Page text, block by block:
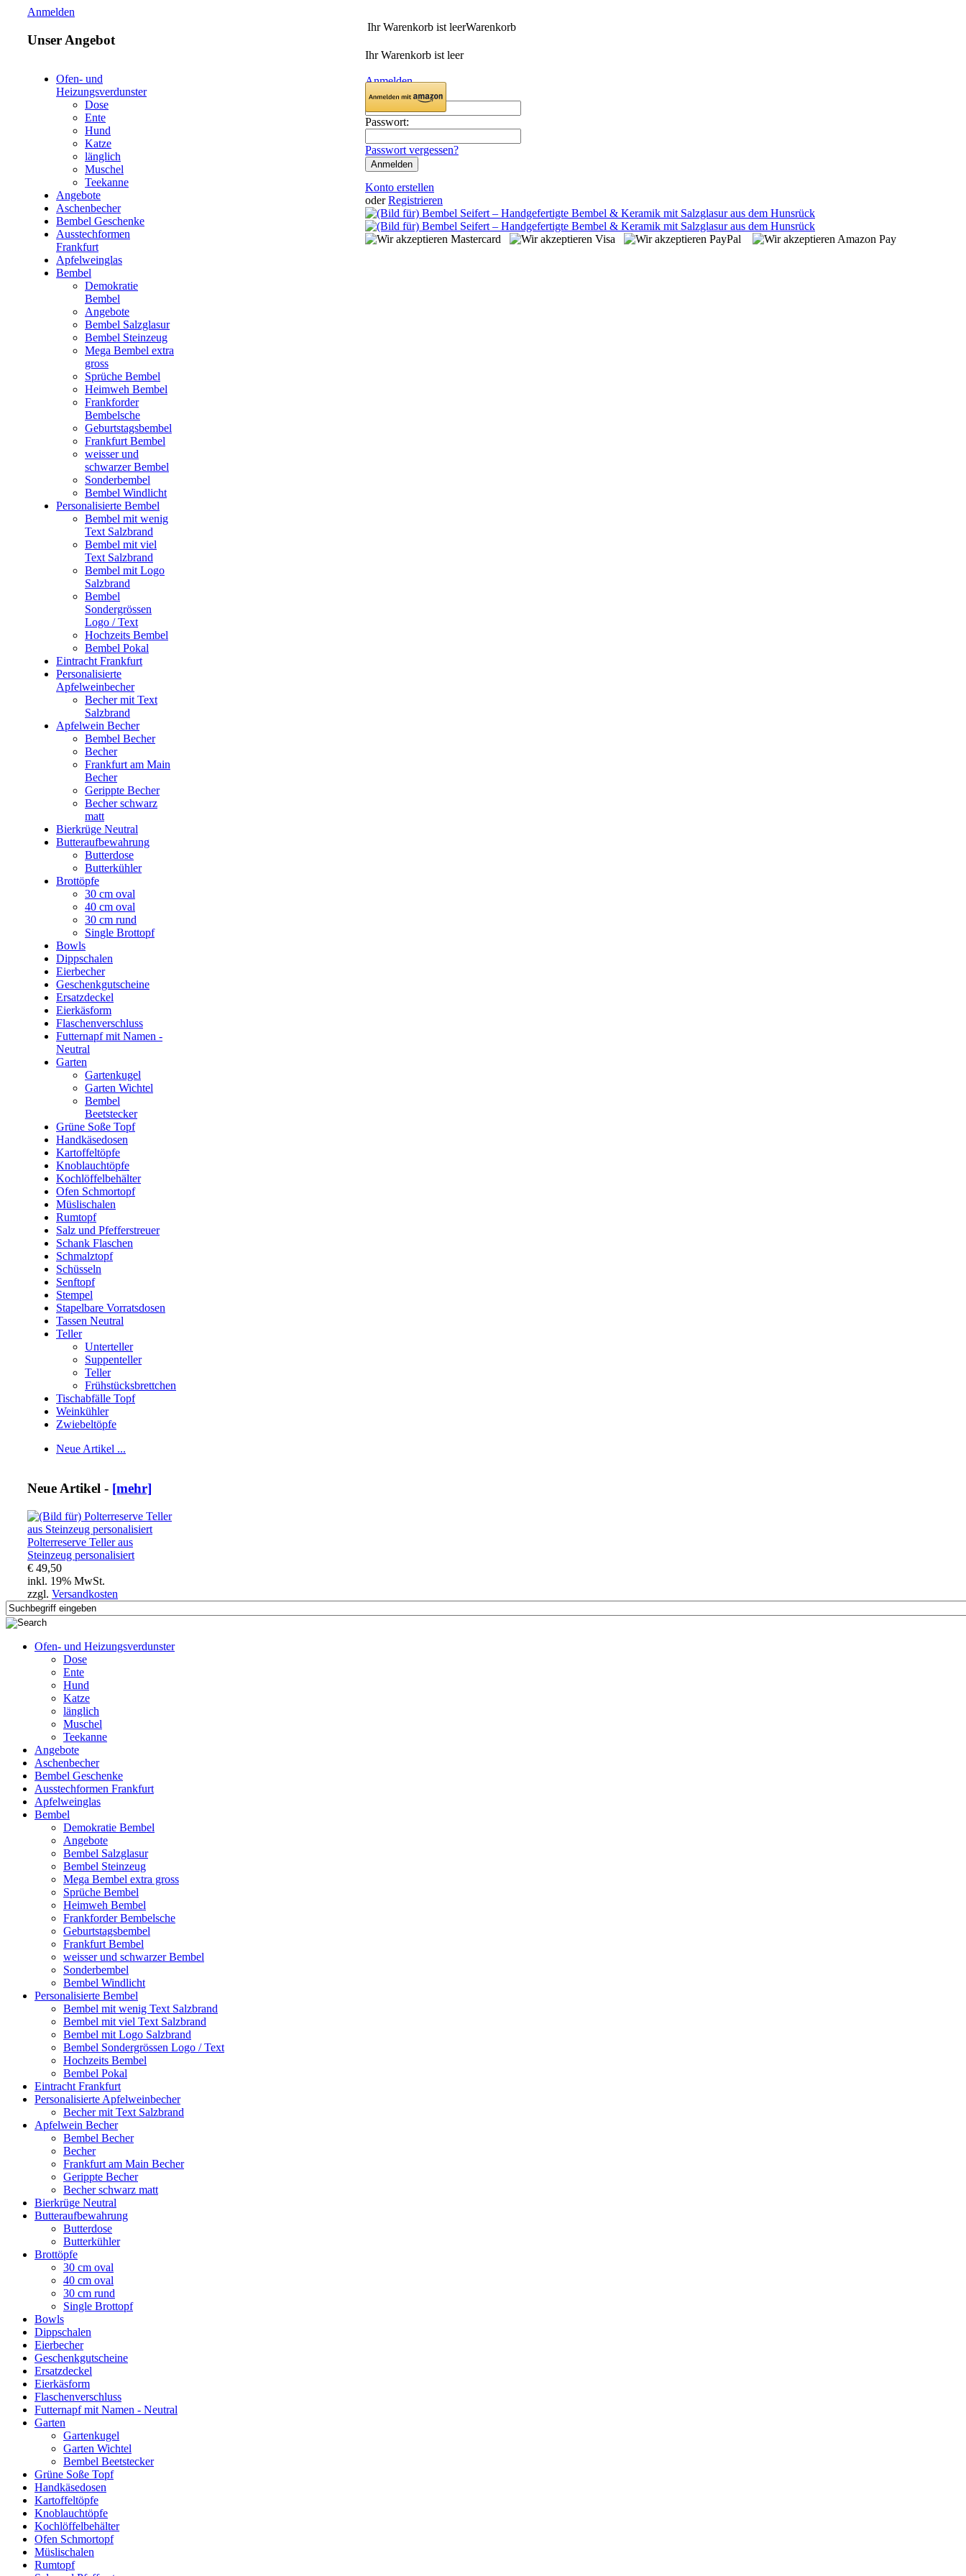
Anmelden
Unser Angebot
Ofen- und
Heizungsverdunster
Dose
Ente
Hund
Katze
länglich
Muschel
Teekanne
Angebote
Aschenbecher
Bembel Geschenke
Ausstechformen
Frankfurt
Apfelweinglas
Bembel
Demokratie
Bembel
Angebote
Bembel Salzglasur
Bembel Steinzeug
Mega Bembel extra
gross
Sprüche Bembel
Heimweh Bembel
Frankforder
Bembelsche
Geburtstagsbembel
Frankfurt Bembel
weisser und
schwarzer Bembel
Sonderbembel
Bembel Windlicht
Personalisierte Bembel
Bembel mit wenig
Text Salzbrand
Bembel mit viel
Text Salzbrand
Bembel mit Logo
Salzbrand
Bembel
Sondergrössen
Logo / Text
Hochzeits Bembel
Bembel Pokal
Eintracht Frankfurt
Personalisierte
Apfelweinbecher
Becher mit Text
Salzbrand
Apfelwein Becher
Bembel Becher
Becher
Frankfurt am Main
Becher
Gerippte Becher
Becher schwarz
matt
Bierkrüge Neutral
Butteraufbewahrung
Butterdose
Butterkühler
Brottöpfe
30 cm oval
40 cm oval
30 cm rund
Single Brottopf
Bowls
Dippschalen
Eierbecher
Geschenkgutscheine
Ersatzdeckel
Eierkäsform
Flaschenverschluss
Futternapf mit Namen -
Neutral
Garten
Gartenkugel
Garten Wichtel
Bembel
Beetstecker
Grüne Soße Topf
Handkäsedosen
Kartoffeltöpfe
Knoblauchtöpfe
Kochlöffelbehälter
Ofen Schmortopf
Müslischalen
Rumtopf
Salz und Pfefferstreuer
Schank Flaschen
Schmalztopf
Schüsseln
Senftopf
Stempel
Stapelbare Vorratsdosen
Tassen Neutral
Teller
Unterteller
Suppenteller
Teller
Frühstücksbrettchen
Tischabfälle Topf
Weinkühler
Zwiebeltöpfe
Neue Artikel ...
Neue Artikel - [mehr]
Polterreserve Teller aus
Steinzeug personalisiert
€ 49,50
inkl. 19% MwSt.
zzgl. Versandkosten
Ihr Warenkorb ist leerWarenkorb
Ihr Warenkorb ist leer
Anmelden
Email:
Passwort:
Passwort vergessen?
Konto erstellen
oder Registrieren
Ofen- und Heizungsverdunster
Dose
Ente
Hund
Katze
länglich
Muschel
Teekanne
Angebote
Aschenbecher
Bembel Geschenke
Ausstechformen Frankfurt
Apfelweinglas
Bembel
Demokratie Bembel
Angebote
Bembel Salzglasur
Bembel Steinzeug
Mega Bembel extra gross
Sprüche Bembel
Heimweh Bembel
Frankforder Bembelsche
Geburtstagsbembel
Frankfurt Bembel
weisser und schwarzer Bembel
Sonderbembel
Bembel Windlicht
Personalisierte Bembel
Bembel mit wenig Text Salzbrand
Bembel mit viel Text Salzbrand
Bembel mit Logo Salzbrand
Bembel Sondergrössen Logo / Text
Hochzeits Bembel
Bembel Pokal
Eintracht Frankfurt
Personalisierte Apfelweinbecher
Becher mit Text Salzbrand
Apfelwein Becher
Bembel Becher
Becher
Frankfurt am Main Becher
Gerippte Becher
Becher schwarz matt
Bierkrüge Neutral
Butteraufbewahrung
Butterdose
Butterkühler
Brottöpfe
30 cm oval
40 cm oval
30 cm rund
Single Brottopf
Bowls
Dippschalen
Eierbecher
Geschenkgutscheine
Ersatzdeckel
Eierkäsform
Flaschenverschluss
Futternapf mit Namen - Neutral
Garten
Gartenkugel
Garten Wichtel
Bembel Beetstecker
Grüne Soße Topf
Handkäsedosen
Kartoffeltöpfe
Knoblauchtöpfe
Kochlöffelbehälter
Ofen Schmortopf
Müslischalen
Rumtopf